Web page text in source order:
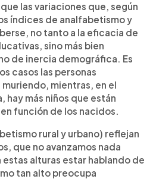
las variaciones que, según
índices de analfabetismo y
no tanto a la eficacia de
sino más bien
de inercia demográfica. Es
casos las personas
mientras, en el
hay más niños que están
función de los nacidos.
rural y urbano) reflejan
que no avanzamos nada
alturas estar hablando de
tan alto preocupa